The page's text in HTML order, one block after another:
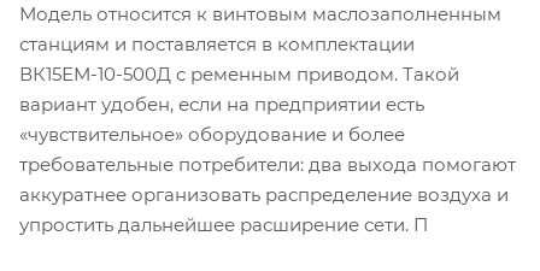
Модель относится к винтовым маслозаполненным
станциям и поставляется в комплектации
ВК15ЕМ-10-500Д с ременным приводом. Такой
вариант удобен, если на предприятии есть
«чувствительное» оборудование и более
требовательные потребители: два выхода помогают
аккуратнее организовать распределение воздуха и
упростить дальнейшее расширение сети. П